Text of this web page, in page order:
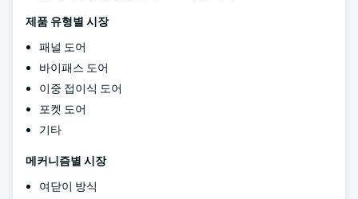
제품 유형별 시장
패널 도어
바이패스 도어
이중 접이식 도어
포켓 도어
기타
메커니즘별 시장
여닫이 방식